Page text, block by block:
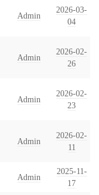
Admin
2026-03-
04
Admin
2026-02-
26
Admin
2026-02-
23
Admin
2026-02-
11
Admin
2025-11-
17